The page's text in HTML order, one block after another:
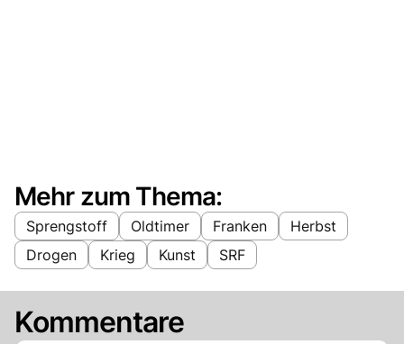
Mehr zum Thema:
Sprengstoff Oldtimer Franken
Herbst
Drogen
Krieg Kunst SRF
Kommentare